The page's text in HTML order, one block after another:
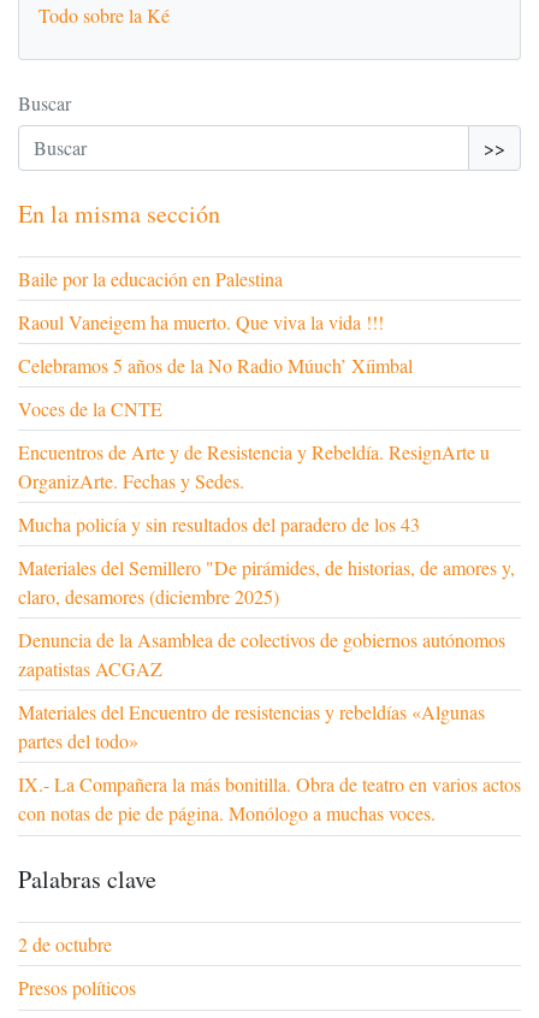
Todo sobre la Ké
Buscar
>>
En la misma sección
Baile por la educación en Palestina
Raoul Vaneigem ha muerto. Que viva la vida !!!
Celebramos 5 años de la No Radio Múuch’ Xíimbal
Voces de la CNTE
Encuentros de Arte y de Resistencia y Rebeldía. ResignArte u
OrganizArte. Fechas y Sedes.
Mucha policía y sin resultados del paradero de los 43
Materiales del Semillero "De pirámides, de historias, de amores y,
claro, desamores (diciembre 2025)
Denuncia de la Asamblea de colectivos de gobiernos autónomos
zapatistas ACGAZ
Materiales del Encuentro de resistencias y rebeldías «Algunas
partes del todo»
IX.- La Compañera la más bonitilla. Obra de teatro en varios actos
con notas de pie de página. Monólogo a muchas voces.
Palabras clave
2 de octubre
Presos políticos